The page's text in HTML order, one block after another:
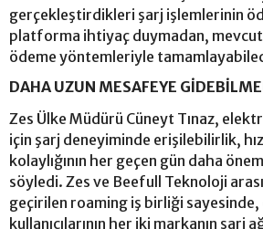
gerçekleştirdikleri şarj işlemlerinin
platforma ihtiyaç duymadan,
ödeme yöntemleriyle
DAHA UZUN MESAFEYE
Zes Ülke Müdürü Cüneyt Tınaz,
için şarj deneyiminde erişilebilirlik,
kolaylığının her geçen gün daha
söyledi. Zes ve Beefull Teknoloji
geçirilen roaming iş birliği
kullanıcılarının her iki markanın şarj